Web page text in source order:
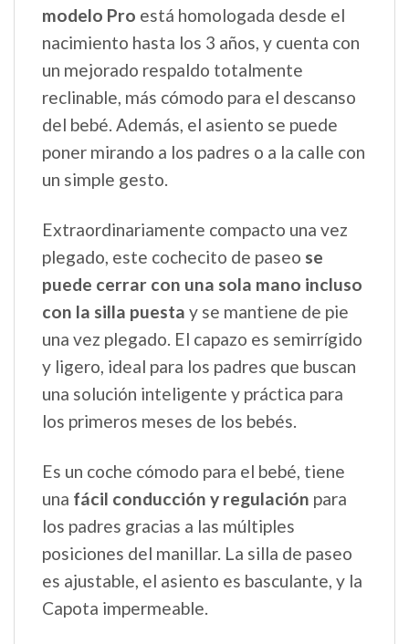
modelo Pro está homologada desde el
nacimiento hasta los 3 años, y cuenta con
un mejorado respaldo totalmente
reclinable, más cómodo para el descanso
del bebé. Además, el asiento se puede
poner mirando a los padres o a la calle con
un simple gesto.
Extraordinariamente compacto una vez
plegado, este cochecito de paseo se
puede cerrar con una sola mano incluso
con la silla puesta y se mantiene de pie
una vez plegado. El capazo es semirrígido
y ligero, ideal para los padres que buscan
una solución inteligente y práctica para
los primeros meses de los bebés.
Es un coche cómodo para el bebé, tiene
una fácil conducción y regulación para
los padres gracias a las múltiples
posiciones del manillar. La silla de paseo
es ajustable, el asiento es basculante, y la
Capota impermeable.